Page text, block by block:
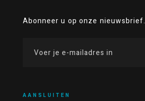
Abonneer u op onze nieuwsbrief.
AANSLUITEN